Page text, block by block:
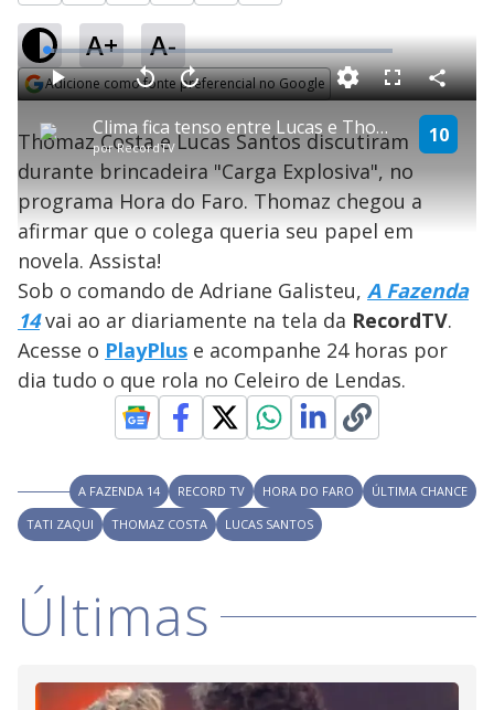
A+ A-
Adicione como fonte preferencial no Google
Opens in new window P
l
a
y
V
i
d
e
o
Clima fica tenso entre Lucas e Thomaz na dinâmica do Faro | Última Chance
porRecordTV
10
P V
l
t
a
r
0
e
g
s
A
n
ç
a
r
s
e
u
n
M
u
d
o
L
o
a
d
e
:
2
.
2
8
%
F
s
c
e
n
C
o
m
p
a
Thomaz Costa e Lucas Santos discutiram
durante brincadeira "Carga Explosiva", no
programa Hora do Faro. Thomaz chegou a
afirmar que o colega queria seu papel em
novela. Assista!
Sob o comando de Adriane Galisteu, A Fazenda
14vai ao ar diariamente na tela da RecordTV.
Acesse o PlayPlus e acompanhe 24 horas por
dia tudo o que rola no Celeiro de Lendas.
A FAZENDA 14 RECORD TV HORA DO FARO
ÚLTIMA CHANCE
TATI ZAQUI
THOMAZ COSTA LUCAS SANTOS
Últimas